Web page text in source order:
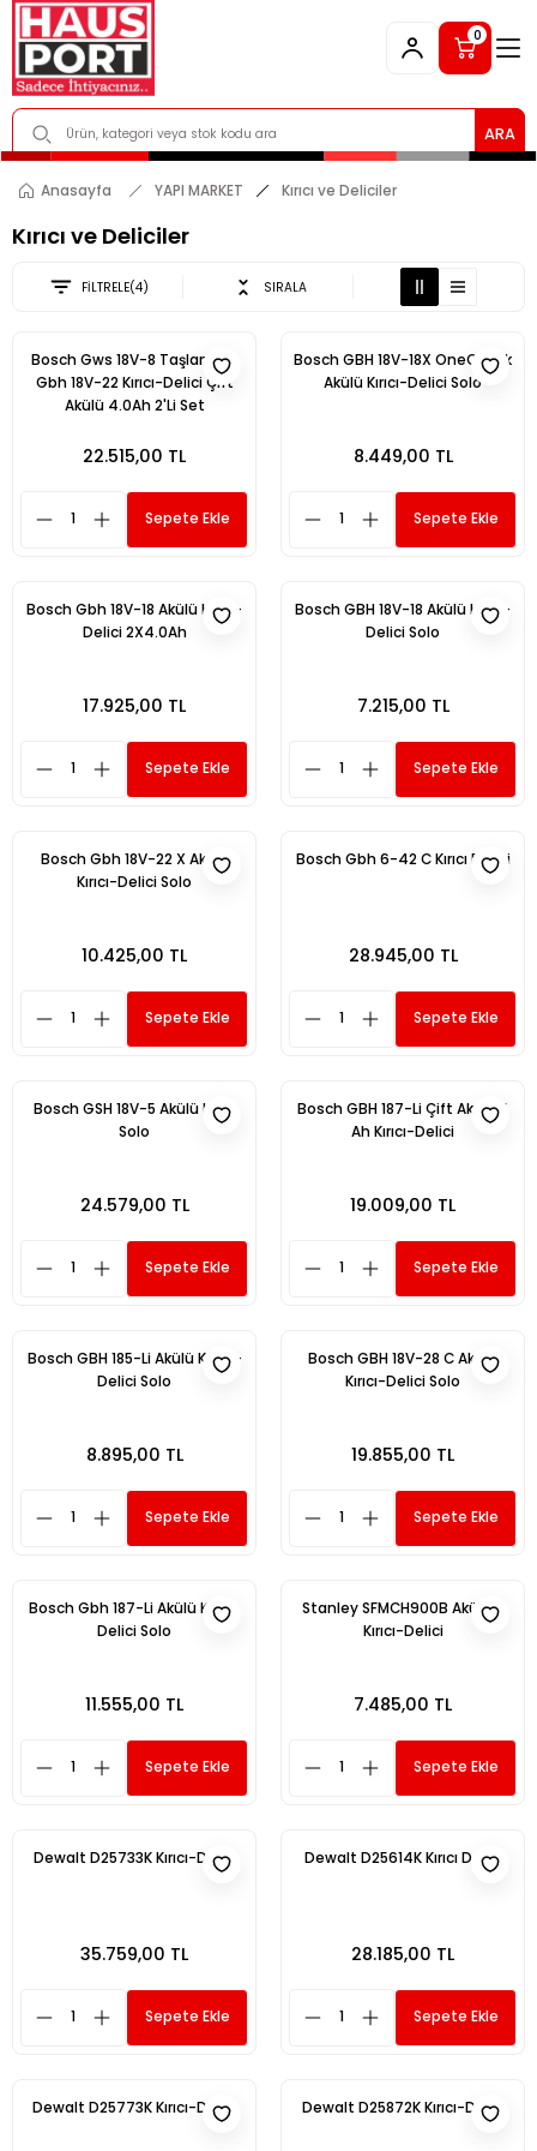
0
ARA
Anasayfa YAPI MARKET Kırıcı ve Deliciler
Kırıcı ve Deliciler
FİLTRELE(4) SIRALA
Bosch Gws 18V-8 Taşlama +
Gbh 18V-22 Kırıcı-Delici Çift
Akülü 4.0Ah 2'Li Set
22.515,00 TL
Sepete Ekle
Bosch GBH 18V-18X OneChuck
Akülü Kırıcı-Delici Solo
8.449,00 TL
Sepete Ekle
Bosch Gbh 18V-18 Akülü Kırıcı-
Delici 2X4.0Ah
17.925,00 TL
Sepete Ekle
Bosch GBH 18V-18 Akülü Kırıcı-
Delici Solo
7.215,00 TL
Sepete Ekle
Bosch Gbh 18V-22 X Akülü
Kırıcı-Delici Solo
10.425,00 TL
Sepete Ekle
Bosch Gbh 6-42 C Kırıcı Delici
28.945,00 TL
Sepete Ekle
Bosch GSH 18V-5 Akülü Kırıcı
Solo
24.579,00 TL
Sepete Ekle
Bosch GBH 187-Li Çift Akülü 5
Ah Kırıcı-Delici
19.009,00 TL
Sepete Ekle
Bosch GBH 185-Li Akülü Kırıcı -
Delici Solo
8.895,00 TL
Sepete Ekle
Bosch GBH 18V-28 C Akülü
Kırıcı-Delici Solo
19.855,00 TL
Sepete Ekle
Bosch Gbh 187-Li Akülü Kırıcı-
Delici Solo
11.555,00 TL
Sepete Ekle
Stanley SFMCH900B Aküsüz
Kırıcı-Delici
7.485,00 TL
Sepete Ekle
Dewalt D25733K Kırıcı-Delici
35.759,00 TL
Sepete Ekle
Dewalt D25614K Kırıcı Delici
28.185,00 TL
Sepete Ekle
Dewalt D25773K Kırıcı-Delici Dewalt D25872K Kırıcı-Delici